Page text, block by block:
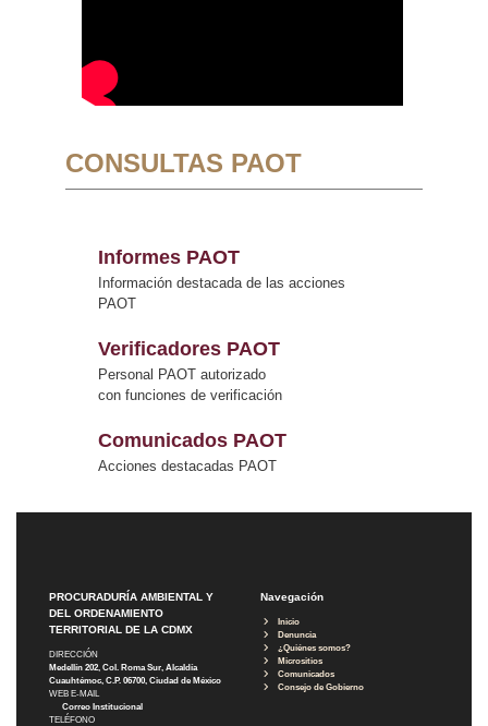
CONSULTAS PAOT
Informes PAOT
Información destacada de las acciones
PAOT
Verificadores PAOT
Personal PAOT autorizado
con funciones de verificación
Comunicados PAOT
Acciones destacadas PAOT
PROCURADURÍA AMBIENTAL Y
DEL ORDENAMIENTO
TERRITORIAL DE LA CDMX
DIRECCIÓN
Medellín 202, Col. Roma Sur, Alcaldía
Cuauhtémoc, C.P. 06700, Ciudad de México
WEB E-MAIL
Correo Institucional
TELÉFONO
Navegación
Inicio
Denuncia
¿Quiénes somos?
Micrositios
Comunicados
Consejo de Gobierno